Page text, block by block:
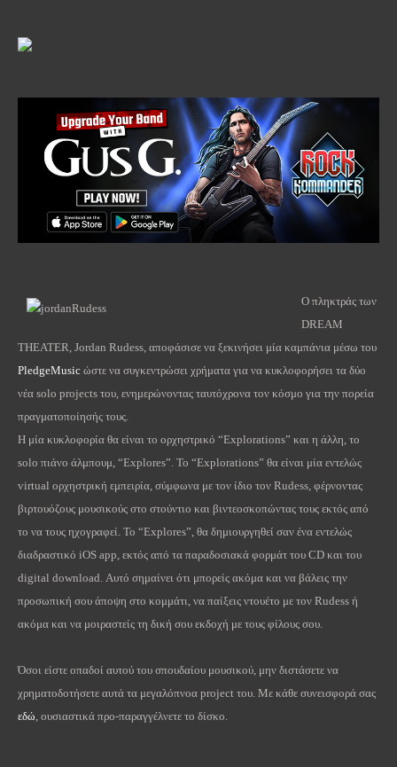
Ο πληκτράς των
DREAM
THEATER, Jordan Rudess, αποφάσισε να ξεκινήσει μία καμπάνια μέσω του
PledgeMusic ώστε να συγκεντρώσει χρήματα για να κυκλοφορήσει τα δύο
νέα solo projects του, ενημερώνοντας ταυτόχρονα τον κόσμο για την πορεία
πραγματοποίησής τους.
Η μία κυκλοφορία θα είναι το ορχηστρικό “Explorations” και η άλλη, το
solo πιάνο άλμπουμ, “Explores”. Το “Explorations” θα είναι μία εντελώς
virtual ορχηστρική εμπειρία, σύμφωνα με τον ίδιο τον Rudess, φέρνοντας
βιρτουόζους μουσικούς στο στούντιο και βιντεοσκοπώντας τους εκτός από
το να τους ηχογραφεί. Το “Explores”, θα δημιουργηθεί σαν ένα εντελώς
διαδραστικό iOS app, εκτός από τα παραδοσιακά φορμάτ του CD και του
digital download. Αυτό σημαίνει ότι μπορείς ακόμα και να βάλεις την
προσωπική σου άποψη στο κομμάτι, να παίξεις ντουέτο με τον Rudess ή
ακόμα και να μοιραστείς τη δική σου εκδοχή με τους φίλους σου.
Όσοι είστε οπαδοί αυτού του σπουδαίου μουσικού, μην διστάσετε να
χρηματοδοτήσετε αυτά τα μεγαλόπνοα project του. Με κάθε συνεισφορά σας
εδώ , ουσιαστικά προ-παραγγέλνετε το δίσκο.